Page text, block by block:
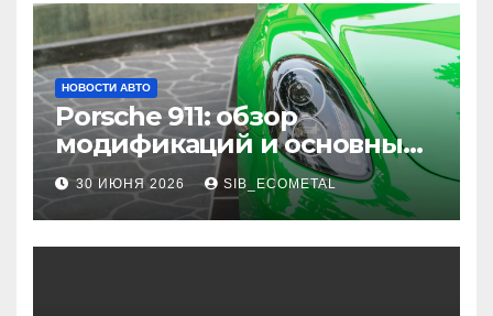
НОВОСТИ АВТО
Porsche 911: обзор
модификаций и основные
характеристики
30 ИЮНЯ 2026 SIB_ECOMETAL